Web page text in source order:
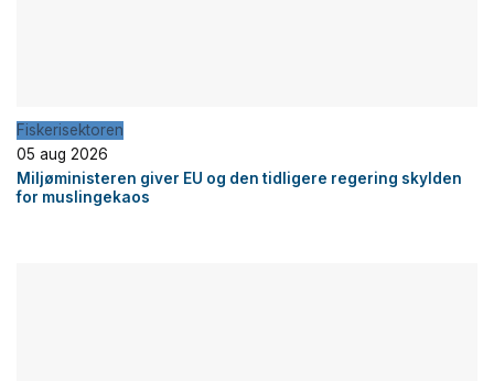
Fiskerisektoren
05 aug 2026
Miljøministeren giver EU og den tidligere regering skylden
for muslingekaos